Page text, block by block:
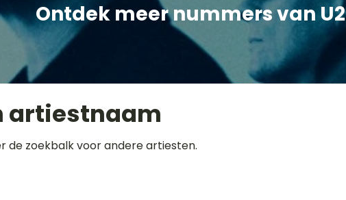
Ontdek meer nummers van U2
artiestnaam
de zoekbalk voor andere artiesten.